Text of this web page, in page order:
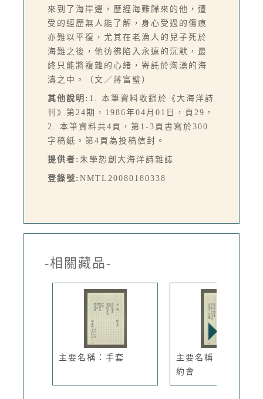
來到了海岸邊，歷經海難歸來的他，遭
受的經歷無人能了解，身心受過的傷痕
亦難以平復，尤其在老漁人的兒子死於
海難之後，他彷彿陷入永遠的沉默，最
終只能將複雜的心緒，寄託於洶湧的海
濤之中。（文／蔣富璧）
其他說明: 1. 本筆資料收錄於《大海洋詩
刊》第24期，1986年04月01日，頁29。
2. 本筆資料共4頁，第1-3頁書寫於300
字稿紙。第4頁為投稿信封。
提供者: 朱學恕創大海洋詩雜誌
登錄號: NMTL20080180338
-相關藏品-
主要名稱：手套
主要名稱：下一次的
約會